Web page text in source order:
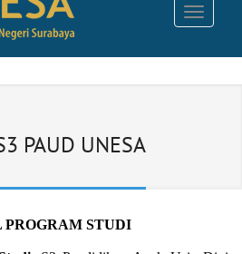
PAUD UNESA
PROGRAM STUDI